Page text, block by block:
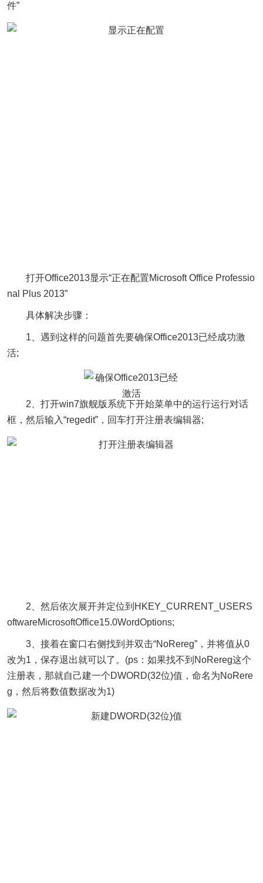
件”
打开Office2013显示“正在配置Microsoft Office Professio
nal Plus 2013”
具体解决步骤：
1、遇到这样的问题首先要确保Office2013已经成功激
活;
2、打开win7旗舰版系统下开始菜单中的运行运行对话
框，然后输入“regedit”，回车打开注册表编辑器;
2、然后依次展开并定位到HKEY_CURRENT_USERS
oftwareMicrosoftOffice15.0WordOptions;
3、接着在窗口右侧找到并双击“NoRereg”，并将值从0
改为1，保存退出就可以了。(ps：如果找不到NoRereg这个
注册表，那就自己建一个DWORD(32位)值，命名为NoRere
g，然后将数值数据改为1)